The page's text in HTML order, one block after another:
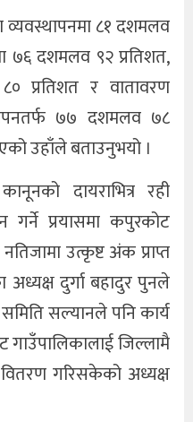
व्यवस्थापनमा ८१ दशमलव
७६ दशमलव ९२ प्रतिशत,
प्रतिशत र वातावरण
७७ दशमलव ७८
उहाँले बताउनुभयो ।
दायराभित्र रही
गर्ने प्रयासमा कपुरकोट
उत्कृष्ट अंक प्राप्त
दुर्गा बहादुर पुनले
सल्यानले पनि कार्य
जिल्लामै
वितरण गरिसकेको अध्यक्ष